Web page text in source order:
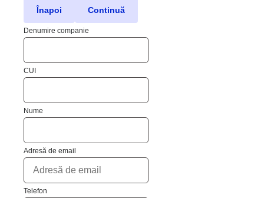
Înapoi Continuă
Denumire companie
CUI
Nume
Adresă de email
Telefon